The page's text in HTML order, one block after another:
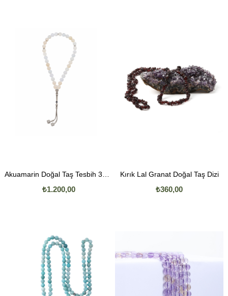
Akuamarin Doğal Taş Tesbih 33'Lü
₺1.200,00
Kırık Lal Granat Doğal Taş Dizi
₺360,00